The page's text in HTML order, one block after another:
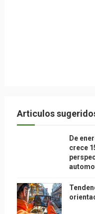
Articulos
De
crece